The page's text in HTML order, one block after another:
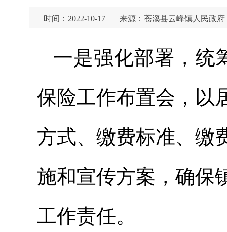
时间：2022-10-17 来源：苍溪县云峰镇人民政府
一是强化部署，统
保险工作布置会，以
方式、缴费标准、缴
施和宣传方案，确保
工作责任。